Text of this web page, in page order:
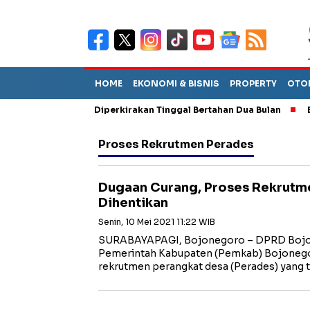
HOME EKONOMI & BISNIS PROPERTY
Sebut TPA Diperkirakan Tinggal Bertahan Dua Bulan
Proses Rekrutmen Perades
Dugaan Curang, Proses
Dihentikan
Senin, 10 Mei 2021 11:22 WIB
SURABAYAPAGI, Bojonegoro – DPRD
Pemerintah Kabupaten (Pemkab)
rekrutmen perangkat desa (Perades) yang